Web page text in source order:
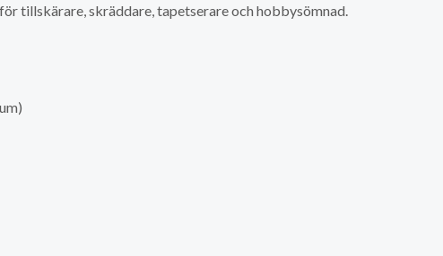
tillskärare, skräddare, tapetserare och hobbysömnad.